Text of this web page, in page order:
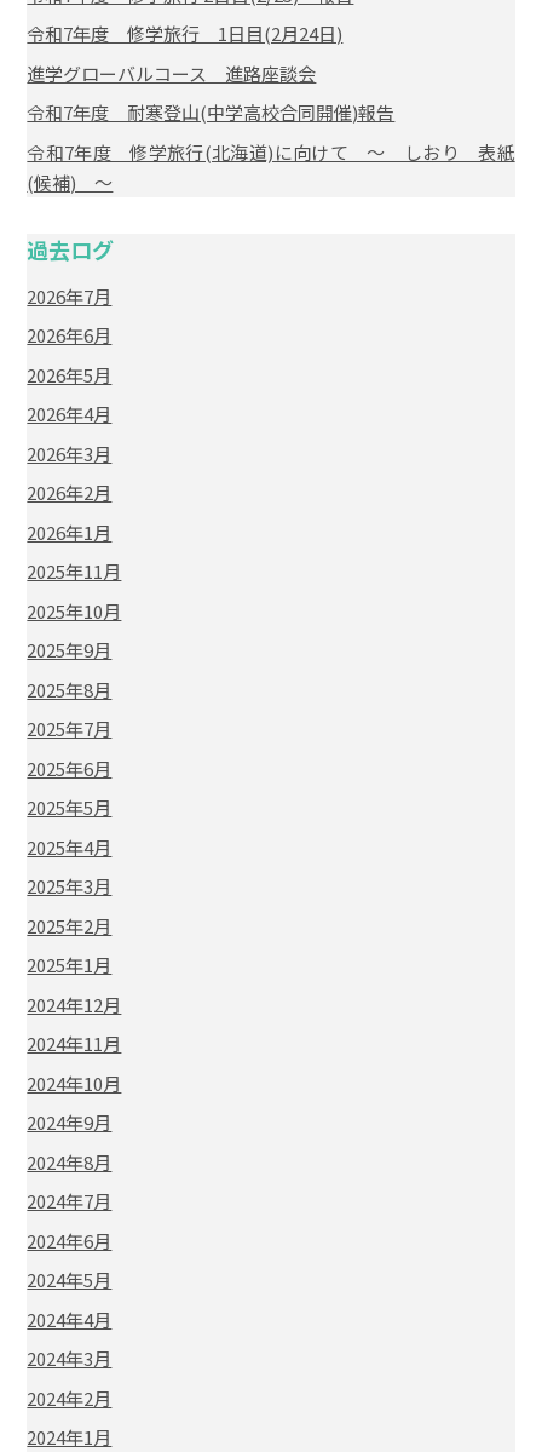
令和7年度 修学旅行 1日目(2月24日)
進学グローバルコース 進路座談会
令和7年度 耐寒登山(中学高校合同開催)報告
令和7年度 修学旅行(北海道)に向けて ～ しおり 表紙
(候補) ～
過去ログ
2026年7月
2026年6月
2026年5月
2026年4月
2026年3月
2026年2月
2026年1月
2025年11月
2025年10月
2025年9月
2025年8月
2025年7月
2025年6月
2025年5月
2025年4月
2025年3月
2025年2月
2025年1月
2024年12月
2024年11月
2024年10月
2024年9月
2024年8月
2024年7月
2024年6月
2024年5月
2024年4月
2024年3月
2024年2月
2024年1月